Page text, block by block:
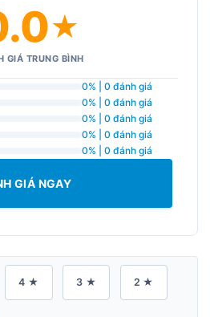
★
GIÁ TRUNG BÌNH
0% | 0 đánh giá
0% | 0 đánh giá
0% | 0 đánh giá
0% | 0 đánh giá
0% | 0 đánh giá
GIÁ NGAY
4 ★ 3 ★ 2 ★